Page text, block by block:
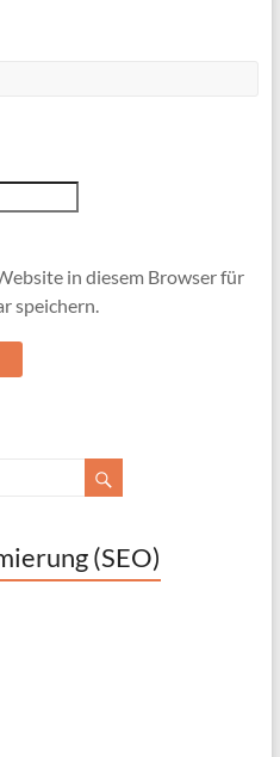
in diesem Browser für
speichern.
(SEO)